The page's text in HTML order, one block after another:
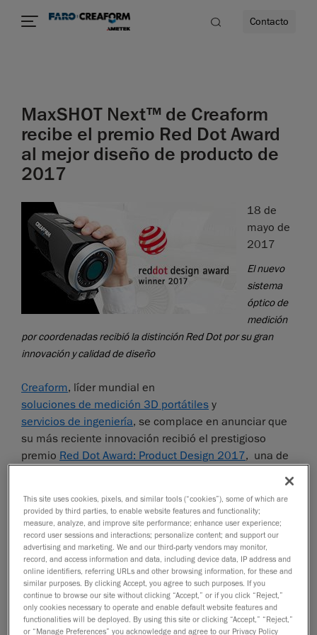
Contacto
MaxSHOT Next™ de Creaform
recibe el premio Red Dot Award
al mejor diseño de producto de
2017
18 de
mayo de
2017
El nuevo
sistema
óptico de
medición
por coordenadas recibió la distinción Red Dot por su gran
innovación y calidad de diseño
Creaform, líder mundial en
soluciones de medición 3D portátiles y
servicios de ingeniería, se complace en anunciar que
su más reciente innovación recibió el prestigioso
premio Red Dot Award: Product Design 2017, una de
las marcas de calidad internacionales más buscadas
a la hora de elegir productos bien diseñados. El nuevo
sistema óptico de medición por coordenadas
MaxSHOT Next resultó seleccionado entre
5500 productos participantes de 54 países por su
gran innovación y calidad de diseño.
El nuevoMaxSHOT 3Destá diseñado para
proporcionar a los usuarios, y no solo a los expertos
en metrología, una gran funcionalidad fotogramétrica
This site uses cookies, pixels, and similar tools (“cookies”), some of which are
provided by third parties, to enable website features and functionality;
measure, analyze, and improve site performance; enhance user experience;
record user sessions and interactions; personalize content; and support our
advertising and marketing. We and our third-party vendors may monitor,
record, and access information and data, including device data, IP address and
online identifiers, referring URLs and other browsing information, for these and
similar purposes. By clicking Accept, you agree to such purposes. If you
continue to browse our site without clicking “Accept,” or if you click “Reject,”
only cookies necessary to operate and enable default website features and
functionalities will be deployed. By using this site or clicking “Accept,” “Reject,”
or “Manage Preferences” you acknowledge and agree to our Privacy Policy